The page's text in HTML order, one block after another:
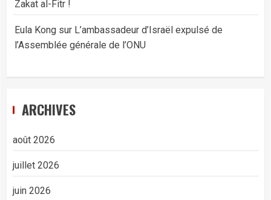
Zakat al-Fitr !
Eula Kong sur L’ambassadeur d’Israël expulsé de
l’Assemblée générale de l’ONU
ARCHIVES
août 2026
juillet 2026
juin 2026